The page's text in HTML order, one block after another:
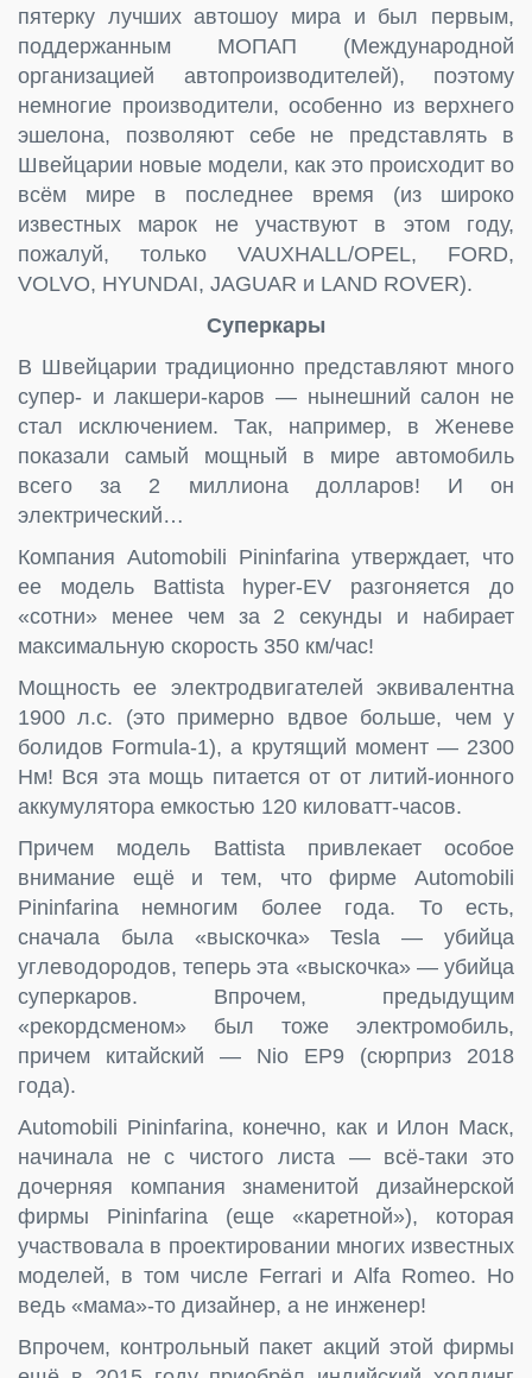
пятерку лучших автошоу мира и был первым,
поддержанным МОПАП (Международной
организацией автопроизводителей), поэтому
немногие производители, особенно из верхнего
эшелона, позволяют себе не представлять в
Швейцарии новые модели, как это происходит во
всём мире в последнее время (из широко
известных марок не участвуют в этом году,
пожалуй, только VAUXHALL/OPEL, FORD,
VOLVO, HYUNDAI, JAGUAR и LAND ROVER).
Суперкары
В Швейцарии традиционно представляют много
супер- и лакшери-каров — нынешний салон не
стал исключением. Так, например, в Женеве
показали самый мощный в мире автомобиль
всего за 2 миллиона долларов! И он
электрический…
Компания Automobili Pininfarina утверждает, что
ее модель Battista hyper-EV разгоняется до
«сотни» менее чем за 2 секунды и набирает
максимальную скорость 350 км/час!
Мощность ее электродвигателей эквивалентна
1900 л.с. (это примерно вдвое больше, чем у
болидов Formula-1), а крутящий момент — 2300
Нм! Вся эта мощь питается от от литий-ионного
аккумулятора емкостью 120 киловатт-часов.
Причем модель Battista привлекает особое
внимание ещё и тем, что фирме Automobili
Pininfarina немногим более года. То есть,
сначала была «выскочка» Tesla — убийца
углеводородов, теперь эта «выскочка» — убийца
суперкаров. Впрочем, предыдущим
«рекордсменом» был тоже электромобиль,
причем китайский — Nio EP9 (сюрприз 2018
года).
Automobili Pininfarina, конечно, как и Илон Маск,
начинала не с чистого листа — всё-таки это
дочерняя компания знаменитой дизайнерской
фирмы Pininfarina (еще «каретной»), которая
участвовала в проектировании многих известных
моделей, в том числе Ferrari и Alfa Romeo. Но
ведь «мама»-то дизайнер, а не инженер!
Впрочем, контрольный пакет акций этой фирмы